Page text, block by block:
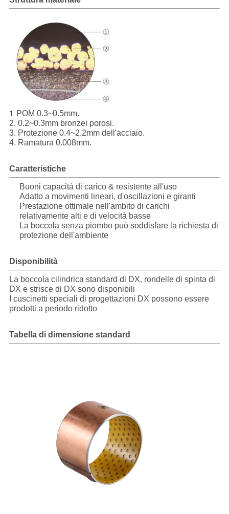
1. POM 0.3~0.5mm.
2. 0.2~0.3mm bronzei porosi.
3. Protezione 0.4~2.2mm dell'acciaio.
4. Ramatura 0.008mm.
Caratteristiche
Buoni capacità di carico & resistente all'uso
Adatto a movimenti lineari, d'oscillazioni e giranti
Prestazione ottimale nell'ambito di carichi
relativamente alti e di velocità basse
La boccola senza piombo può soddisfare la richiesta di
protezione dell'ambiente
Disponibilità
La boccola cilindrica standard di DX, rondelle di spinta di
DX e strisce di DX sono disponibili
I cuscinetti speciali di progettazioni DX possono essere
prodotti a periodo ridotto
Tabella di dimensione standard